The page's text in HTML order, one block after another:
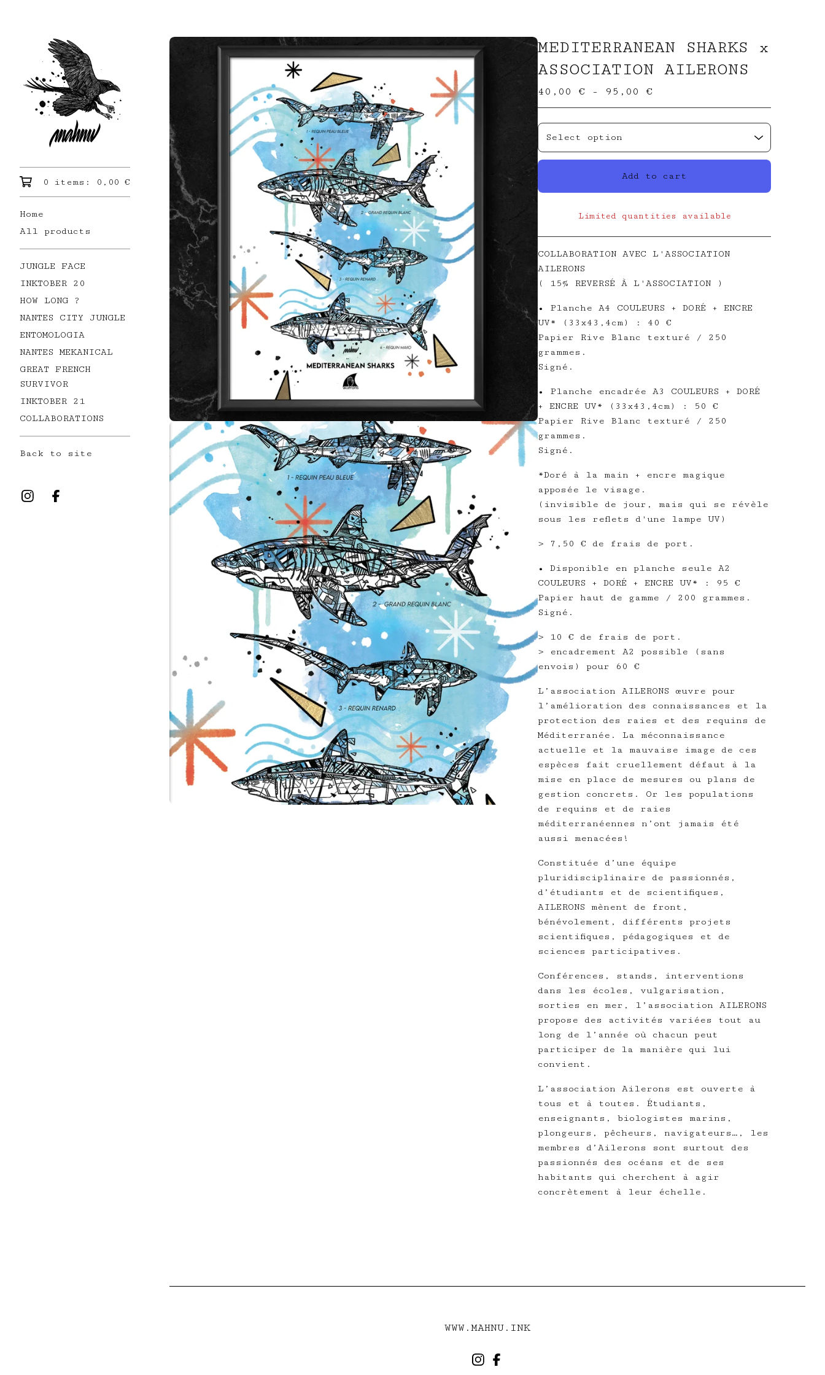
0 items: 0,00 €
Home
All products
JUNGLE FACE
INKTOBER 20
HOW LONG ?
NANTES CITY JUNGLE
ENTOMOLOGIA
NANTES MEKANICAL
GREAT FRENCH
SURVIVOR
INKTOBER 21
COLLABORATIONS
Back to site
MEDITERRANEAN SHARKS x
ASSOCIATION AILERONS
40,00 € - 95,00 €
Add to cart
View cart
Limited quantities available
COLLABORATION AVEC L'ASSOCIATION
AILERONS
( 15% REVERSÉ À L'ASSOCIATION )
• Planche A4 COULEURS + DORÉ + ENCRE
UV* (33x43,4cm) : 40 €
Papier Rive Blanc texturé / 250
grammes.
Signé.
• Planche encadrée A3 COULEURS + DORÉ
+ ENCRE UV* (33x43,4cm) : 50 €
Papier Rive Blanc texturé / 250
grammes.
Signé.
*Doré à la main + encre magique
apposée le visage.
(invisible de jour, mais qui se révèle
sous les reflets d'une lampe UV)
> 7,50 € de frais de port.
• Disponible en planche seule A2
COULEURS + DORÉ + ENCRE UV* : 95 €
Papier haut de gamme / 200 grammes.
Signé.
> 10 € de frais de port.
> encadrement A2 possible (sans
envois) pour 60 €
L’association AILERONS œuvre pour
l’amélioration des connaissances et la
protection des raies et des requins de
Méditerranée. La méconnaissance
actuelle et la mauvaise image de ces
espèces fait cruellement défaut à la
mise en place de mesures ou plans de
gestion concrets. Or les populations
de requins et de raies
méditerranéennes n’ont jamais été
aussi menacées!
Constituée d’une équipe
pluridisciplinaire de passionnés,
d’étudiants et de scientifiques,
AILERONS mènent de front,
bénévolement, différents projets
scientifiques, pédagogiques et de
sciences participatives.
Conférences, stands, interventions
dans les écoles, vulgarisation,
sorties en mer, l’association AILERONS
propose des activités variées tout au
long de l’année où chacun peut
participer de la manière qui lui
convient.
L’association Ailerons est ouverte à
tous et à toutes. Étudiants,
enseignants, biologistes marins,
plongeurs, pêcheurs, navigateurs…, les
membres d’Ailerons sont surtout des
passionnés des océans et de ses
habitants qui cherchent à agir
concrètement à leur échelle.
WWW.MAHNU.INK